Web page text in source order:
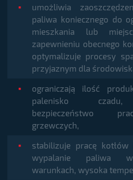
umożliwia
paliwa koniecznego do
mieszkania lub
zapewnieniu obecnego
optymalizuje procesy
przyjaznym dla
ograniczają ilość
palenisko czadu,
bezpieczeństwo
grzewczych,
stabilizuje pracę kotłów
wypalanie paliwa
warunkach, wysoka